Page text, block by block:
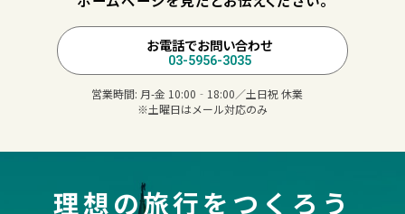
お電話でお問い合わせ
03-5956-3035
営業時間: 月-金 10:00‐18:00／土日祝 休業
※土曜日はメール対応のみ
理想の旅行をつくろう